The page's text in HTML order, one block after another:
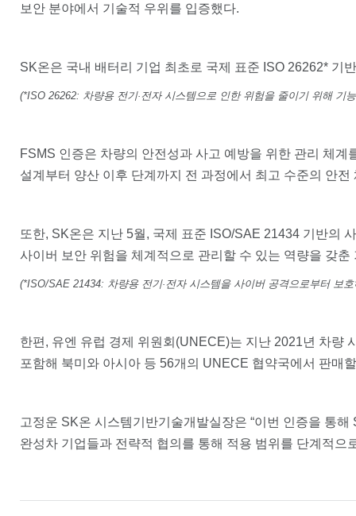
보안 분야에서 기술적 우위를 입증했다.
SK온은 국내 배터리 기업 최초로 국제 표준 ISO 26262* 기
(*ISO 26262: 차량용 전기·전자 시스템으로 인한 위험을 줄이기 위해 기
FSMS 인증은 차량의 안전성과 사고 예방을 위한 관리 체
설계부터 양산 이후 단계까지 전 과정에서 최고 수준의 안
또한, SK온은 지난 5월, 국제 표준 ISO/SAE 21434 기반의
사이버 보안 위험을 체계적으로 관리할 수 있는 역량을 갖춘
(*ISO/SAE 21434: 차량용 전기·전자 시스템을 사이버 공격으로부터 보
한편, 유엔 유럽 경제 위원회(UNECE)는 지난 2021년 차량
포함해 북미와 아시아 등 56개의 UNECE 협약국에서 판매
고정운 SK온 시스템기반기술개발실장은 “이번 인증을 통
완성차 기업들과 전략적 협의를 통해 적용 범위를 단계적으